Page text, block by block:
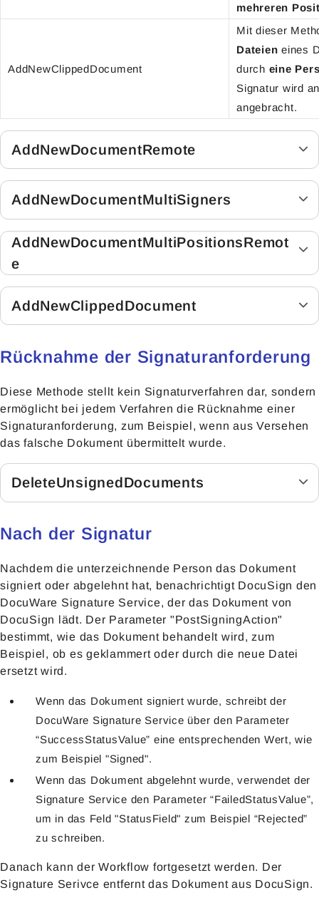
mehreren
AddNewClippedDocument
Mit dieser
Dateien eines
durch eine
Signatur wird
angebracht.
AddNewDocumentRemote
AddNewDocumentMultiSigners
AddNewDocumentMultiPositionsRemot
e
AddNewClippedDocument
Rücknahme der Signaturanforderung
Diese Methode stellt kein Signaturverfahren dar, sondern
ermöglicht bei jedem Verfahren die Rücknahme einer
Signaturanforderung, zum Beispiel, wenn aus Versehen
das falsche Dokument übermittelt wurde.
DeleteUnsignedDocuments
Nach der Signatur
Nachdem die unterzeichnende Person das Dokument
signiert oder abgelehnt hat, benachrichtigt DocuSign den
DocuWare Signature Service, der das Dokument von
DocuSign lädt. Der Parameter "PostSigningAction"
bestimmt, wie das Dokument behandelt wird, zum
Beispiel, ob es geklammert oder durch die neue Datei
ersetzt wird.
Wenn das Dokument signiert wurde, schreibt der
DocuWare Signature Service über den Parameter
“SuccessStatusValue” eine entsprechenden Wert, wie
zum Beispiel "Signed".
Wenn das Dokument abgelehnt wurde, verwendet der
Signature Service den Parameter “FailedStatusValue”,
um in das Feld "StatusField" zum Beispiel “Rejected”
zu schreiben.
Danach kann der Workflow fortgesetzt werden. Der
Signature Serivce entfernt das Dokument aus DocuSign.